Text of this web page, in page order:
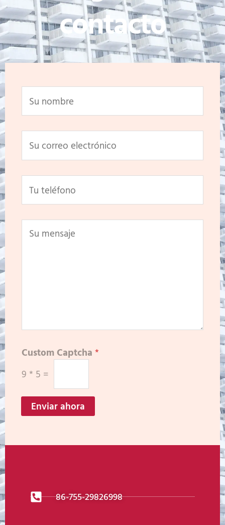
contacto
Custom Captcha *
9 * 5 =
Enviar ahora
86-755-29826998